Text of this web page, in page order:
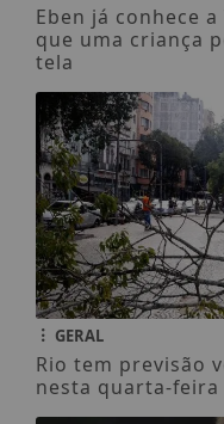
Eben já conhece
que uma criança
tela
GERAL
Rio tem previsão
nesta quarta-feira